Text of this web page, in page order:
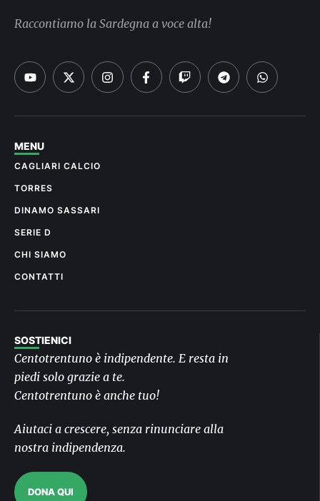
Raccontiamo la Sardegna a voce alta!
MENU
CAGLIARI CALCIO
TORRES
DINAMO SASSARI
SERIE D
CHI SIAMO
CONTATTI
SOSTIENICI
Centotrentuno è indipendente. E resta in
piedi solo grazie a te.
Centotrentuno è anche tuo!
Aiutaci a crescere, senza rinunciare alla
nostra indipendenza.
DONA QUI